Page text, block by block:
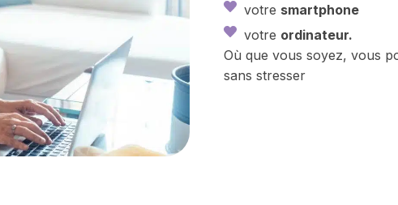
votre smartphone
votre ordinateur.
Où que vous soyez, vous
sans stresser